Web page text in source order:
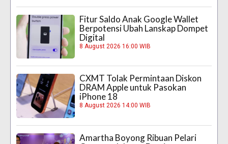
Fitur Saldo Anak Google Wallet
Berpotensi Ubah Lanskap Dompet
Digital
8 August 2026 16:00 WIB
CXMT Tolak Permintaan Diskon
DRAM Apple untuk Pasokan
iPhone 18
8 August 2026 14:00 WIB
Amartha Boyong Ribuan Pelari